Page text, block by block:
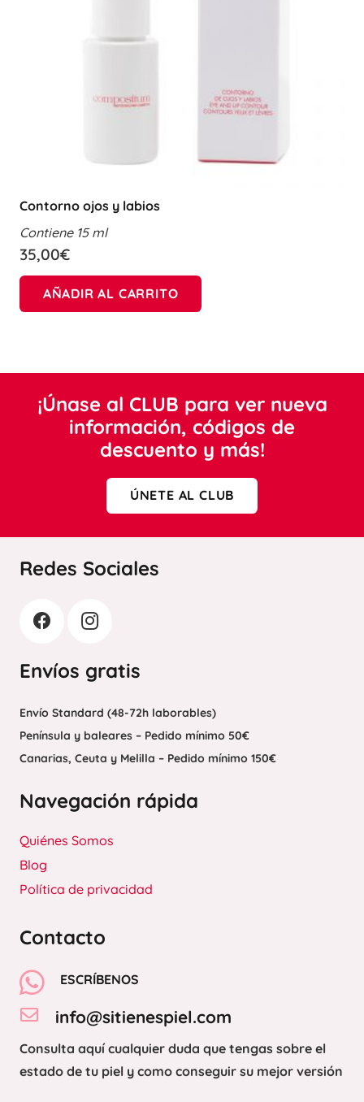
Contorno ojos y labios
Contiene 15 ml
35,00€
AÑADIR AL CARRITO
¡Únase al CLUB para ver nueva
información, códigos de
descuento y más!
ÚNETE AL CLUB
Redes Sociales
Envíos gratis
Envío Standard (48-72h laborables)
Península y baleares – Pedido mínimo 50€
Canarias, Ceuta y Melilla – Pedido mínimo 150€
Navegación rápida
Quiénes Somos
Blog
Política de privacidad
Contacto
ESCRÍBENOS
info@sitienespiel.com
Consulta aquí cualquier duda que tengas sobre el
estado de tu piel y como conseguir su mejor versión